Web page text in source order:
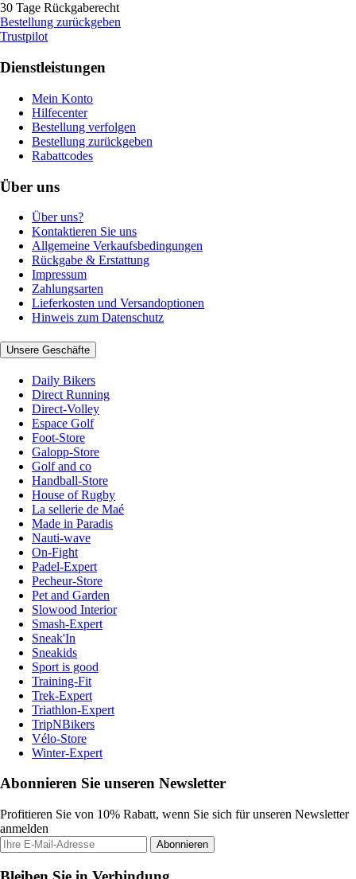
30 Tage Rückgaberecht
Bestellung zurückgeben
Trustpilot
Dienstleistungen
Mein Konto
Hilfecenter
Bestellung verfolgen
Bestellung zurückgeben
Rabattcodes
Über uns
Über uns?
Kontaktieren Sie uns
Allgemeine Verkaufsbedingungen
Rückgabe & Erstattung
Impressum
Zahlungsarten
Lieferkosten und Versandoptionen
Hinweis zum Datenschutz
Unsere Geschäfte
Daily Bikers
Direct Running
Direct-Volley
Espace Golf
Foot-Store
Galopp-Store
Golf and co
Handball-Store
House of Rugby
La sellerie de Maé
Made in Paradis
Nauti-wave
On-Fight
Padel-Expert
Pecheur-Store
Pet and Garden
Slowood Interior
Smash-Expert
Sneak'In
Sneakids
Sport is good
Training-Fit
Trek-Expert
Triathlon-Expert
TripNBikers
Vélo-Store
Winter-Expert
Abonnieren Sie unseren Newsletter
Profitieren Sie von 10% Rabatt, wenn Sie sich für unseren Newsletter
anmelden
Abonnieren